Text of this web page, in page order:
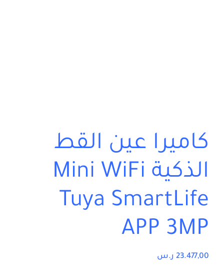
كاميرا عين القط
الذكية Mini WiFi
Tuya SmartLife
APP 3MP
23.477,00 ر.س